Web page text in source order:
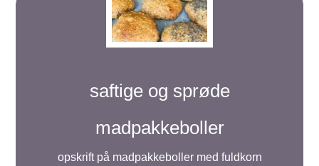
saftige og sprøde
madpakkeboller
opskrift på madpakkeboller med fuldkorn